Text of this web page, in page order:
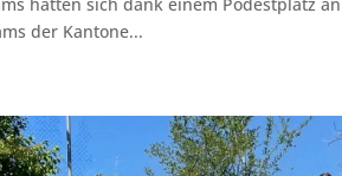
der Kantone...